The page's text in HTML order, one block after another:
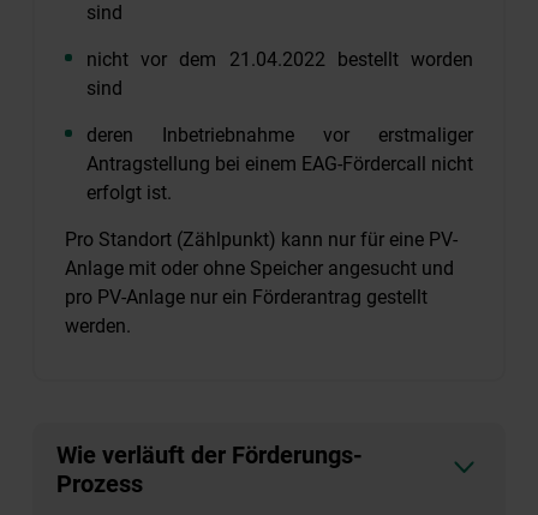
sind
nicht vor dem 21.04.2022 bestellt worden
sind
deren Inbetriebnahme vor erstmaliger
Antragstellung bei einem EAG-Fördercall nicht
erfolgt ist.
Pro Standort (Zählpunkt) kann nur für eine PV-
Anlage mit oder ohne Speicher angesucht und
pro PV-Anlage nur ein Förderantrag gestellt
werden.
Wie verläuft der Förderungs-
Prozess